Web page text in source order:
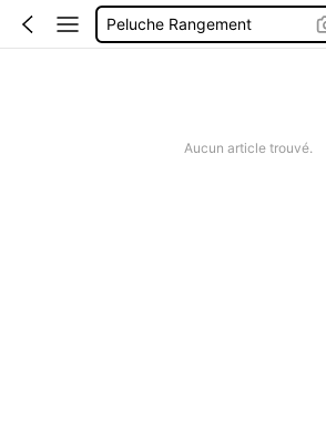
Filet Pour Peluche
Aucun article trouvé.